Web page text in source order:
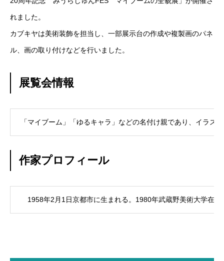
れました。
カブキヤは美術装飾を担当し、一部展示台の作成や複製画のパネ
ル、画の取り付けなどを行いました。
展覧会情報
「マイブーム」「ゆるキャラ」などの名付け親であり、イラ
作家プロフィール
1958年2月1日京都市に生まれる。1980年武蔵野美術大学在